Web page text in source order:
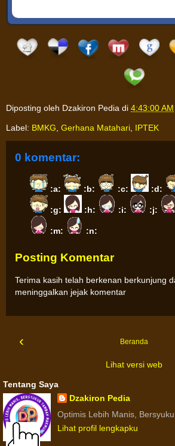
Diposting oleh Dzakiron Pedia di 4:43:00 AM
Label: BMKG Gerhana Matahari IPTEK
0 komentar:
:a: :b: :c: :d:
:g: :h: :i: :j:
:m: :n:
Posting Komentar
Terima kasih telah berkenan berkunjung
meninggalkan jejak komentar
‹ Beranda
Lihat versi web
Tentang Saya
Dzakiron Pedia
Optimis Lebih Manis,
Lihat profil lengkapku